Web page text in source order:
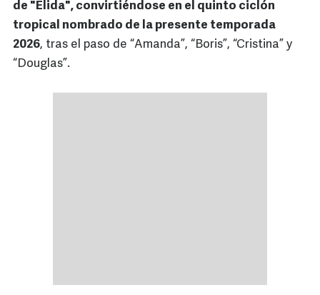
de "Elida", convirtiéndose en el quinto ciclón
tropical nombrado de la presente temporada
2026, tras el paso de “Amanda”, “Boris”, “Cristina” y
“Douglas”.